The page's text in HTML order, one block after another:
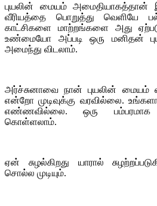
புயலின் மையம் அமைதியாகத்தான்
வீரியத்தை பொறுத்து வெளியே
காட்சிகளை மாற்றங்களை அது
உண்மையோ அப்படி ஒரு மனிதன்
அமைந்து விடலாம்.
அர்ச்சுனாவை நான் புயலின் மையம்
என்றோ முடிவுக்கு வரவில்லை.
எண்ணவில்லை. ஒரு பம்பரமாக
கொள்ளலாம்.
ஏன் சுழல்கிறது யாரால்
சொல்ல முடியும்.